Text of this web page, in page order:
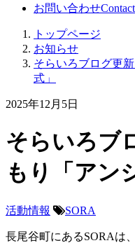
お問い合わせ
トップページ
お知らせ
そらいろブログ更
式」
2025年12月5日
そらいろブ
もり「アン
活動情報 SORA
長尾谷町にあるSORAは